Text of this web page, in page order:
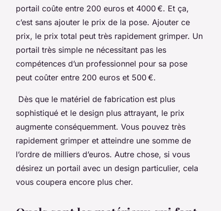
portail coûte entre 200 euros et 4000 €. Et ça,
c’est sans ajouter le prix de la pose. Ajouter ce
prix, le prix total peut très rapidement grimper. Un
portail très simple ne nécessitant pas les
compétences d’un professionnel pour sa pose
peut coûter entre 200 euros et 500 €.
Dès que le matériel de fabrication est plus
sophistiqué et le design plus attrayant, le prix
augmente conséquemment. Vous pouvez très
rapidement grimper et atteindre une somme de
l’ordre de milliers d’euros. Autre chose, si vous
désirez un portail avec un design particulier, cela
vous coupera encore plus cher.